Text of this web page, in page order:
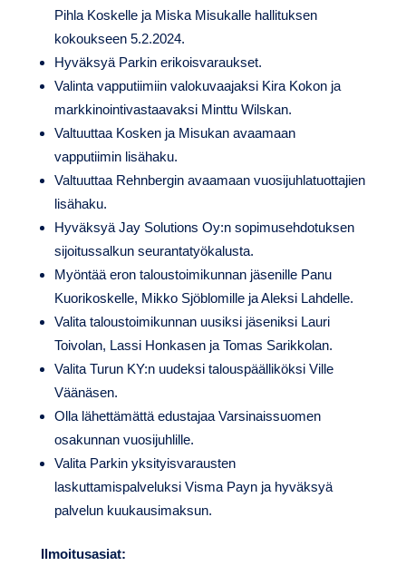
Pihla Koskelle ja Miska Misukalle hallituksen
kokoukseen 5.2.2024.
Hyväksyä Parkin erikoisvaraukset.
Valinta vapputiimiin valokuvaajaksi Kira Kokon ja
markkinointivastaavaksi Minttu Wilskan.
Valtuuttaa Kosken ja Misukan avaamaan
vapputiimin lisähaku.
Valtuuttaa Rehnbergin avaamaan vuosijuhlatuottajien
lisähaku.
Hyväksyä Jay Solutions Oy:n sopimusehdotuksen
sijoitussalkun seurantatyökalusta.
Myöntää eron taloustoimikunnan jäsenille Panu
Kuorikoskelle, Mikko Sjöblomille ja Aleksi Lahdelle.
Valita taloustoimikunnan uusiksi jäseniksi Lauri
Toivolan, Lassi Honkasen ja Tomas Sarikkolan.
Valita Turun KY:n uudeksi talouspäälliköksi Ville
Väänäsen.
Olla lähettämättä edustajaa Varsinaissuomen
osakunnan vuosijuhlille.
Valita Parkin yksityisvarausten
laskuttamispalveluksi Visma Payn ja hyväksyä
palvelun kuukausimaksun.
Ilmoitusasiat: